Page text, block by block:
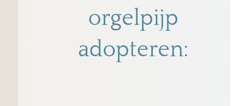
orgelpijp
adopteren: